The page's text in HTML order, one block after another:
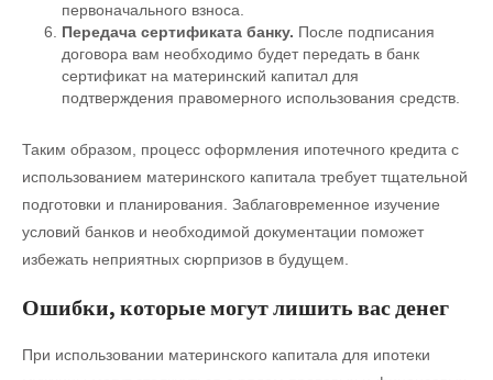
первоначального взноса.
Передача сертификата банку. После подписания
договора вам необходимо будет передать в банк
сертификат на материнский капитал для
подтверждения правомерного использования средств.
Таким образом, процесс оформления ипотечного кредита с
использованием материнского капитала требует тщательной
подготовки и планирования. Заблаговременное изучение
условий банков и необходимой документации поможет
избежать неприятных сюрпризов в будущем.
Ошибки, которые могут лишить вас денег
При использовании материнского капитала для ипотеки